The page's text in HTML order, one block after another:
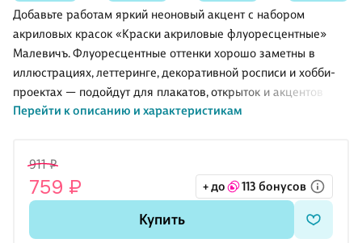
Добавьте работам яркий неоновый акцент с набором
акриловых красок «Краски акриловые флуоресцентные»
Малевичъ. Флуоресцентные оттенки хорошо заметны в
иллюстрациях, леттеринге, декоративной росписи и хобби-
проектах — подойдут для плакатов, открыток и акцентов
поверх базовых цветов. В наборе 8 цветов в удобных
после высыхания образует плотный слой, поэтому им удобно
работать на бумаге, картоне, холсте и других подходящих
поверхностях.
Перейти к описанию и характеристикам
15 х 20 см
Малевичъ
24 х 30 см
911 ₽
759 ₽ + до 113 бонусов
Купить